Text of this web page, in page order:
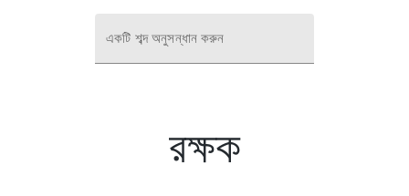
একটি শব্দ অনুসন্ধান করুন
রক্ষক